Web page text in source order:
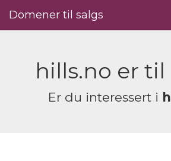
Domener til salgs
hills.no er til
Er du interessert i